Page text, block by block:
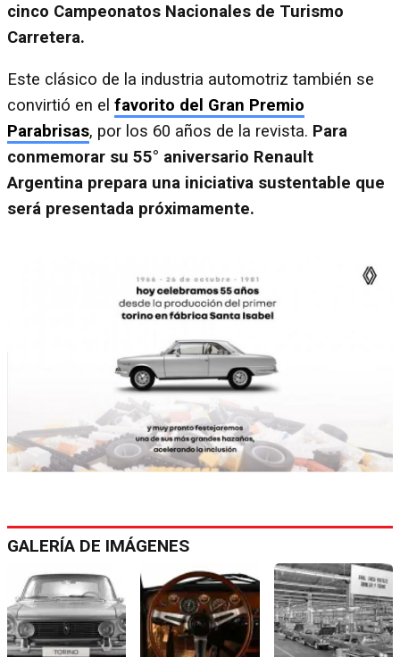
cinco Campeonatos Nacionales de Turismo
Carretera.
Este clásico de la industria automotriz también se
convirtió en el favorito del Gran Premio
Parabrisas, por los 60 años de la revista. Para
conmemorar su 55° aniversario Renault
Argentina prepara una iniciativa sustentable que
será presentada próximamente.
GALERÍA DE IMÁGENES